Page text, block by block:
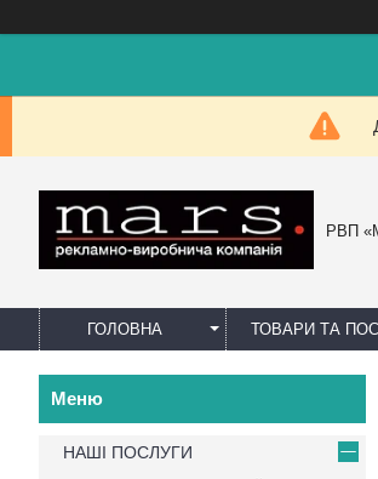
РВП
ГОЛОВНА ТОВАРИ ТА
НАШІ ПОСЛУГИ